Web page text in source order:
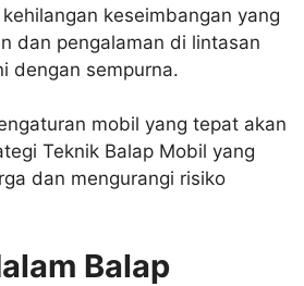
keseimbangan yang
dan pengalaman di lintasan
dengan sempurna.
mobil yang tepat akan
Teknik Balap Mobil yang
dan mengurangi risiko
Balap